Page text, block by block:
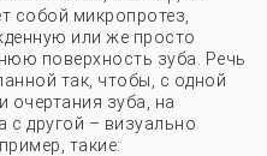
собой микропротез,
или же просто
поверхность зуба. Речь
так, чтобы, с одной
очертания зуба, на
с другой – визуально
такие: